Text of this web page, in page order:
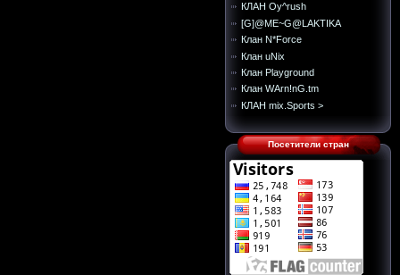
КЛАН Oy^rush
[G]@ME~G@LAKTIKA
Клан N*Force
Клан uNix
Клан Playground
Клан WArn!nG.tm
КЛАН mix.Sports >
Посетители стран